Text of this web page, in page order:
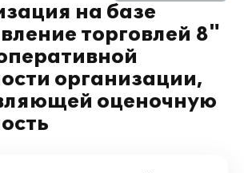
на базе
торговлей 8"
организации,
оценочную